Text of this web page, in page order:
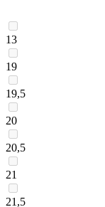
13
19
19,5
20
20,5
21
21,5